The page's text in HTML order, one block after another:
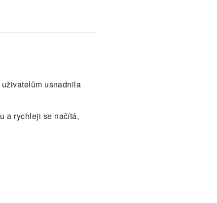
usnadnila
a rychleji se načítá,